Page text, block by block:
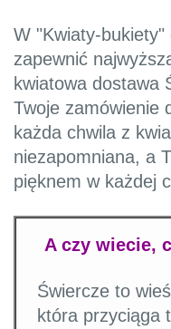
W "Kwiaty-
zapewnić
kwiatowa dostawa
Twoje zamówienie
każda chwila z
niezapomniana, a
pięknem w każdej
A czy wiecie,
Świercze to
która przyciąga